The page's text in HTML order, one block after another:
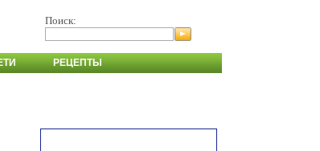
Поиск:
РЕЦЕПТЫ